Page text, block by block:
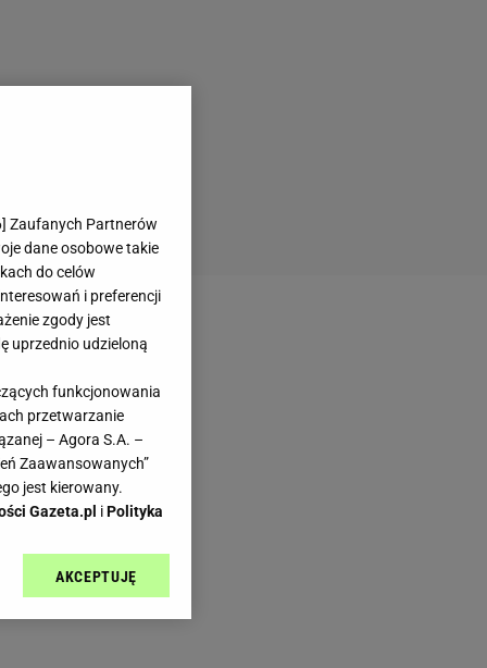
] Zaufanych Partnerów
dane osobowe takie
do celów
i preferencji
zgody jest
uprzednio udzieloną
funkcjonowania
przetwarzanie
– Agora S.A. –
Zaawansowanych”
jest kierowany.
Gazeta.pl iPolityka
sp. z o.o., jej
AKCEPTUJĘ